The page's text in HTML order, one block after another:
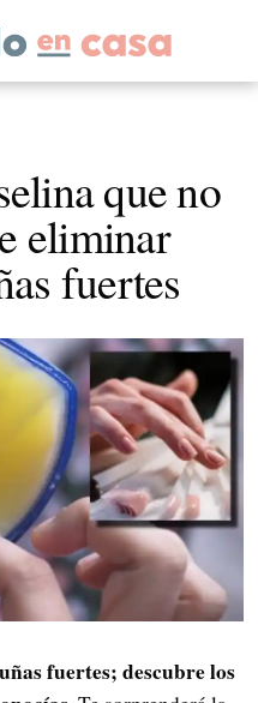
que no
eliminar
fuertes
fuertes; descubre los